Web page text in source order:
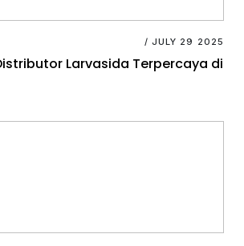
/ JULY 29 2025
Larvasida Terpercaya di